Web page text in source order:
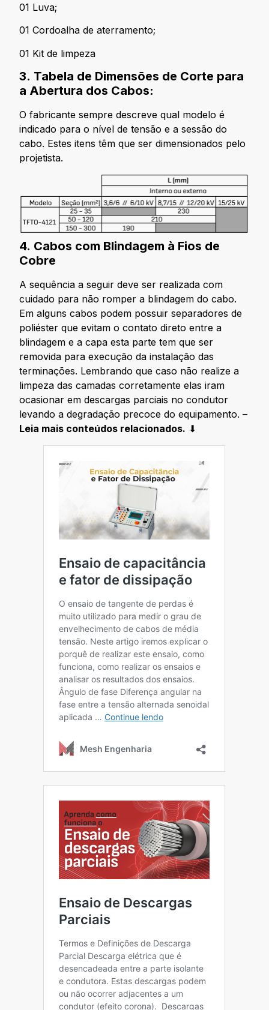
01 Luva;
01 Cordoalha de aterramento;
01 Kit de limpeza
3. Tabela de Dimensões de Corte para
a Abertura dos Cabos:
O fabricante sempre descreve qual modelo é
indicado para o nível de tensão e a sessão do
cabo. Estes itens têm que ser dimensionados pelo
projetista.
4. Cabos com Blindagem à Fios de
Cobre
A sequência a seguir deve ser realizada com
cuidado para não romper a blindagem do cabo.
Em alguns cabos podem possuir separadores de
poliéster que evitam o contato direto entre a
blindagem e a capa esta parte tem que ser
removida para execução da instalação das
terminações. Lembrando que caso não realize a
limpeza das camadas corretamente elas iram
ocasionar em descargas parciais no condutor
levando a degradação precoce do equipamento. –
Leia mais conteúdos relacionados. ⬇